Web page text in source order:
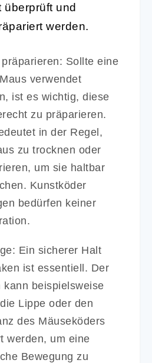
überprüft und
werden.
Sollte eine
verwendet
ist es wichtig, diese
zu präparieren.
in der Regel,
zu trocknen oder
um sie haltbar
Kunstköder
bedürfen keiner
Ein sicherer Halt
ist essentiell. Der
kann beispielsweise
Lippe oder den
des Mäuseköders
werden, um eine
Bewegung zu